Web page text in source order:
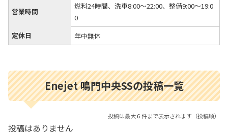
営業時間
燃料24時間、洗車8:00～22:00、整備9:00～19:0
0
定休日
年中無休
Enejet 鳴門中央SSの投稿一覧
投稿は最大６件まで表示されます（投稿順）
投稿はありません